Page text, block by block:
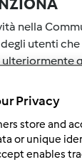
nella
utenti
Con il
del
il tuo
Privacy
store and
or unique
enables